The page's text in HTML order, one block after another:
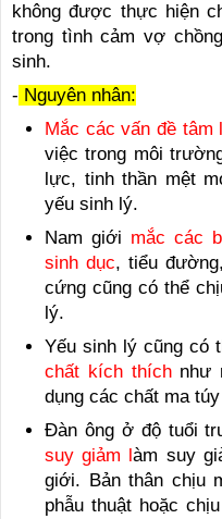
không được thực hiện
trong tình cảm vợ
sinh.
- Nguyên nhân:
Mắc các vấn đề tâm
việc trong môi
lực, tinh thần mệt
yếu sinh lý.
Nam giới mắc các
sinh dục, tiểu
cứng cũng có thể
lý.
Yếu sinh lý cũng có
chất kích thích như
dụng các chất ma
Đàn ông ở độ tuổi
suy giảm làm suy
giới. Bản thân chịu
phẫu thuật hoặc